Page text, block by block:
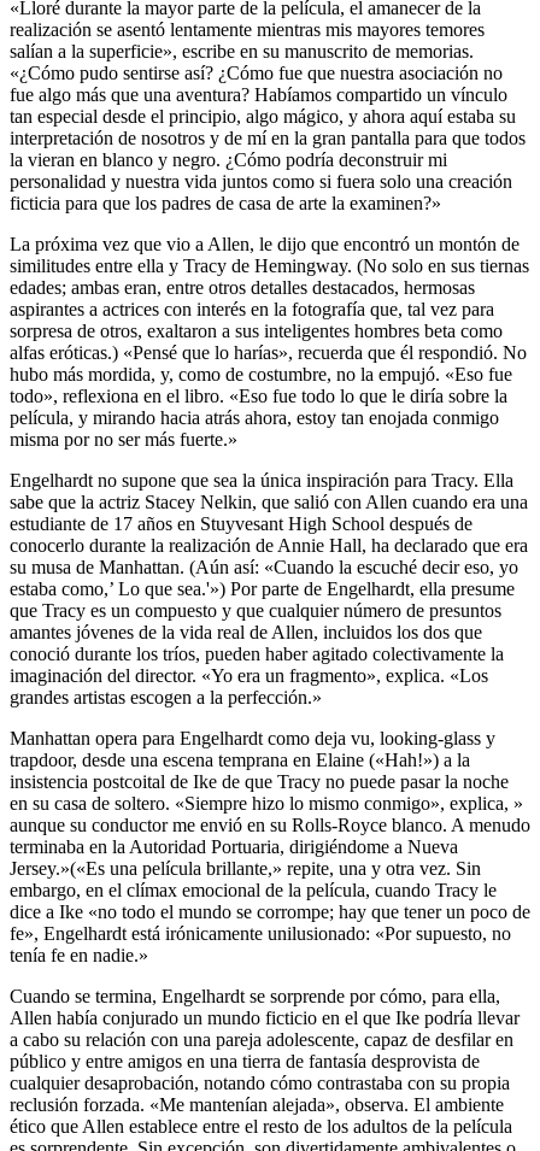
«Lloré durante la mayor parte de la película, el amanecer de la
realización se asentó lentamente mientras mis mayores temores
salían a la superficie», escribe en su manuscrito de memorias.
«¿Cómo pudo sentirse así? ¿Cómo fue que nuestra asociación no
fue algo más que una aventura? Habíamos compartido un vínculo
tan especial desde el principio, algo mágico, y ahora aquí estaba su
interpretación de nosotros y de mí en la gran pantalla para que todos
la vieran en blanco y negro. ¿Cómo podría deconstruir mi
personalidad y nuestra vida juntos como si fuera solo una creación
ficticia para que los padres de casa de arte la examinen?»
La próxima vez que vio a Allen, le dijo que encontró un montón de
similitudes entre ella y Tracy de Hemingway. (No solo en sus tiernas
edades; ambas eran, entre otros detalles destacados, hermosas
aspirantes a actrices con interés en la fotografía que, tal vez para
sorpresa de otros, exaltaron a sus inteligentes hombres beta como
alfas eróticas.) «Pensé que lo harías», recuerda que él respondió. No
hubo más mordida, y, como de costumbre, no la empujó. «Eso fue
todo», reflexiona en el libro. «Eso fue todo lo que le diría sobre la
película, y mirando hacia atrás ahora, estoy tan enojada conmigo
misma por no ser más fuerte.»
Engelhardt no supone que sea la única inspiración para Tracy. Ella
sabe que la actriz Stacey Nelkin, que salió con Allen cuando era una
estudiante de 17 años en Stuyvesant High School después de
conocerlo durante la realización de Annie Hall, ha declarado que era
su musa de Manhattan. (Aún así: «Cuando la escuché decir eso, yo
estaba como,’ Lo que sea.'») Por parte de Engelhardt, ella presume
que Tracy es un compuesto y que cualquier número de presuntos
amantes jóvenes de la vida real de Allen, incluidos los dos que
conoció durante los tríos, pueden haber agitado colectivamente la
imaginación del director. «Yo era un fragmento», explica. «Los
grandes artistas escogen a la perfección.»
Manhattan opera para Engelhardt como deja vu, looking-glass y
trapdoor, desde una escena temprana en Elaine («Hah!») a la
insistencia postcoital de Ike de que Tracy no puede pasar la noche
en su casa de soltero. «Siempre hizo lo mismo conmigo», explica, »
aunque su conductor me envió en su Rolls-Royce blanco. A menudo
terminaba en la Autoridad Portuaria, dirigiéndome a Nueva
Jersey.»(«Es una película brillante,» repite, una y otra vez. Sin
embargo, en el clímax emocional de la película, cuando Tracy le
dice a Ike «no todo el mundo se corrompe; hay que tener un poco de
fe», Engelhardt está irónicamente unilusionado: «Por supuesto, no
tenía fe en nadie.»
Cuando se termina, Engelhardt se sorprende por cómo, para ella,
Allen había conjurado un mundo ficticio en el que Ike podría llevar
a cabo su relación con una pareja adolescente, capaz de desfilar en
público y entre amigos en una tierra de fantasía desprovista de
cualquier desaprobación, notando cómo contrastaba con su propia
reclusión forzada. «Me mantenían alejada», observa. El ambiente
ético que Allen establece entre el resto de los adultos de la película